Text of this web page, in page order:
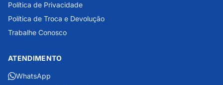
Política de Privacidade
Política de Troca e Devolução
Trabalhe Conosco
ATENDIMENTO
WhatsApp